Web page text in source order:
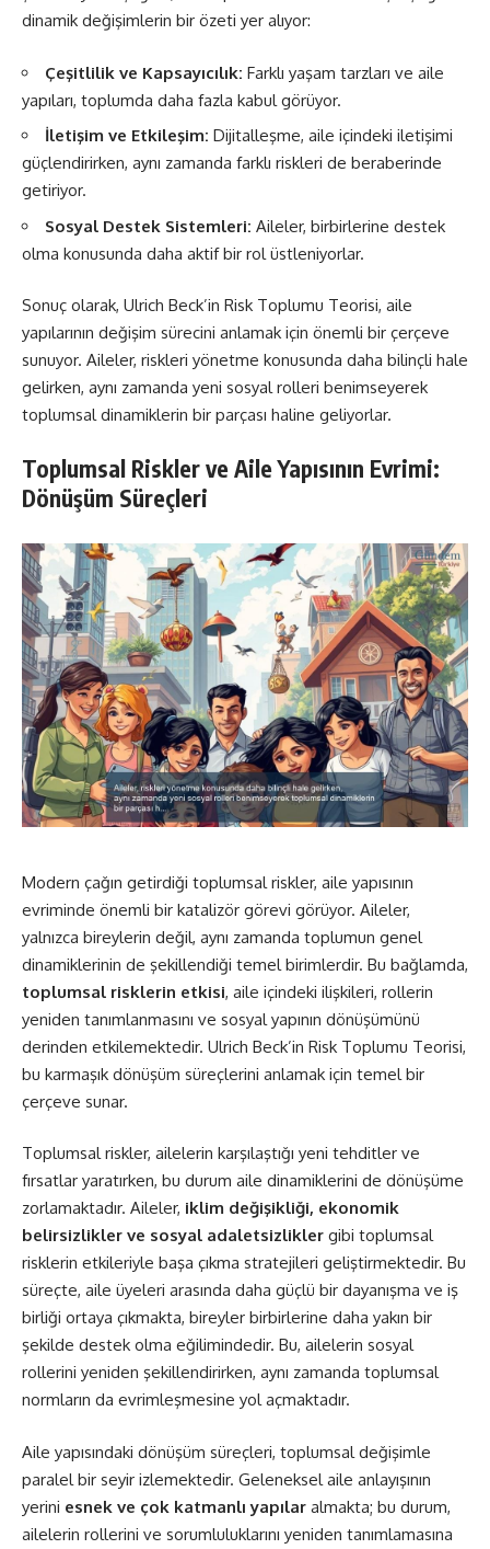
dinamik değişimlerin bir özeti yer alıyor:
Çeşitlilik ve Kapsayıcılık: Farklı yaşam tarzları ve aile
yapıları, toplumda daha fazla kabul görüyor.
İletişim ve Etkileşim: Dijitalleşme, aile içindeki iletişimi
güçlendirirken, aynı zamanda farklı riskleri de beraberinde
getiriyor.
Sosyal Destek Sistemleri: Aileler, birbirlerine destek
olma konusunda daha aktif bir rol üstleniyorlar.
Sonuç olarak, Ulrich Beck’in Risk Toplumu Teorisi, aile
yapılarının değişim sürecini anlamak için önemli bir çerçeve
sunuyor. Aileler, riskleri yönetme konusunda daha bilinçli hale
gelirken, aynı zamanda yeni sosyal rolleri benimseyerek
toplumsal dinamiklerin bir parçası haline geliyorlar.
Toplumsal Riskler ve Aile Yapısının Evrimi:
Dönüşüm Süreçleri
Modern çağın getirdiği toplumsal riskler, aile yapısının
evriminde önemli bir katalizör görevi görüyor. Aileler,
yalnızca bireylerin değil, aynı zamanda toplumun genel
dinamiklerinin de şekillendiği temel birimlerdir. Bu bağlamda,
toplumsal risklerin etkisi, aile içindeki ilişkileri, rollerin
yeniden tanımlanmasını ve sosyal yapının dönüşümünü
derinden etkilemektedir. Ulrich Beck’in Risk Toplumu Teorisi,
bu karmaşık dönüşüm süreçlerini anlamak için temel bir
çerçeve sunar.
Toplumsal riskler, ailelerin karşılaştığı yeni tehditler ve
fırsatlar yaratırken, bu durum aile dinamiklerini de dönüşüme
zorlamaktadır. Aileler, iklim değişikliği, ekonomik
belirsizlikler ve sosyal adaletsizlikler gibi toplumsal
risklerin etkileriyle başa çıkma stratejileri geliştirmektedir. Bu
süreçte, aile üyeleri arasında daha güçlü bir dayanışma ve iş
birliği ortaya çıkmakta, bireyler birbirlerine daha yakın bir
şekilde destek olma eğilimindedir. Bu, ailelerin sosyal
rollerini yeniden şekillendirirken, aynı zamanda toplumsal
normların da evrimleşmesine yol açmaktadır.
Aile yapısındaki dönüşüm süreçleri, toplumsal değişimle
paralel bir seyir izlemektedir. Geleneksel aile anlayışının
yerini esnek ve çok katmanlı yapılar almakta; bu durum,
ailelerin rollerini ve sorumluluklarını yeniden tanımlamasına